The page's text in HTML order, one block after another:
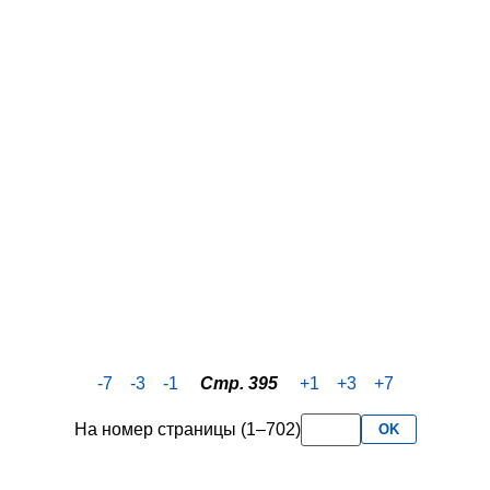
-7 -3 -1 Стр. 395 +1 +3 +7
На номер страницы (1–702) OK